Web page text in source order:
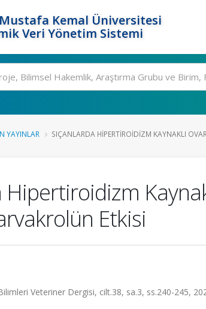
Kemal Üniversitesi
Veri Yönetim Sistemi
YAYINLAR SIÇANLARDA HIPERTIROIDIZM KAYNAKLI
Hipertiroidizm
Etkisi
Veteriner Dergisi, cilt.38, sa.3, ss.240-245,